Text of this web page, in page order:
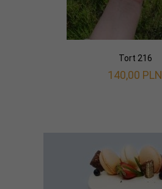
Tort 216
140,00 PLN